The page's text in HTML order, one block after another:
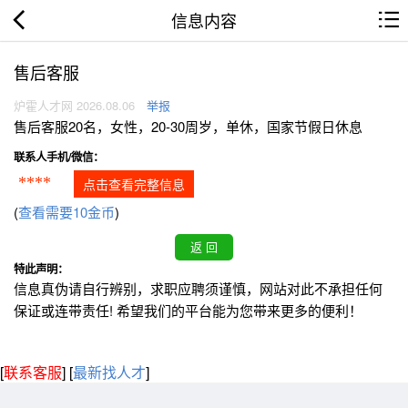
信息内容
售后客服
炉霍人才网 2026.08.06 举报
售后客服20名，女性，20-30周岁，单休，国家节假日休息
联系人手机/微信：
**** 点击查看完整信息
(查看需要10金币)
特此声明：
信息真伪请自行辨别，求职应聘须谨慎，网站对此不承担任何
保证或连带责任! 希望我们的平台能为您带来更多的便利！
[联系客服] [最新找人才]